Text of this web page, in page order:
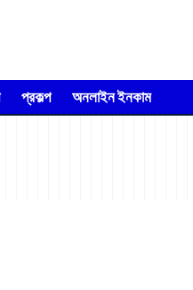
প্রকল্প অনলাইন ইনকাম